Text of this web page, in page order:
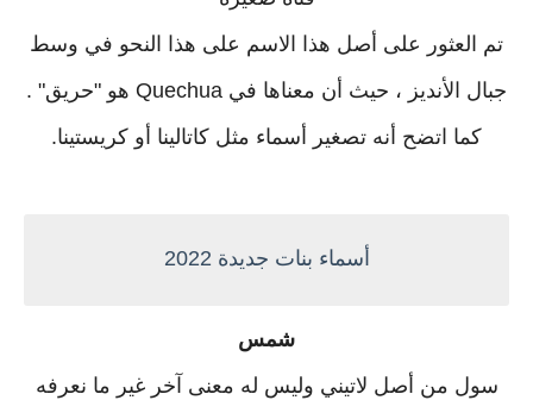
تم العثور على أصل هذا الاسم على هذا النحو في وسط
جبال الأنديز ، حيث أن معناها في Quechua هو "حريق" .
كما اتضح أنه تصغير أسماء مثل كاتالينا أو كريستينا.
أسماء بنات جديدة 2022
شمس
سول من أصل لاتيني وليس له معنى آخر غير ما نعرفه